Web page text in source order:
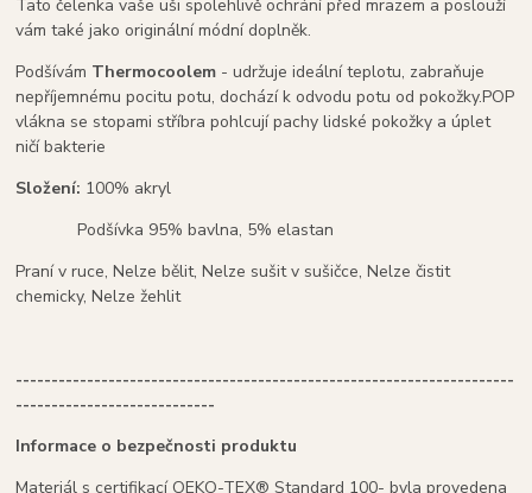
Tato čelenka vaše uši spolehlivě ochrání před mrazem a poslouží
vám také jako originální módní doplněk.
Podšívám Thermocoolem - udržuje ideální teplotu, zabraňuje
nepříjemnému pocitu potu, dochází k odvodu potu od pokožky.POP
vlákna se stopami stříbra pohlcují pachy lidské pokožky a úplet
ničí bakterie
Složení: 100% akryl
Podšívka 95% bavlna, 5% elastan
Praní v ruce, Nelze bělit, Nelze sušit v sušičce, Nelze čistit
chemicky, Nelze žehlit
----------------------------------------------------------------------
----------------------------
Informace o bezpečnosti produktu
Materiál s certifikací OEKO-TEX® Standard 100- byla provedena